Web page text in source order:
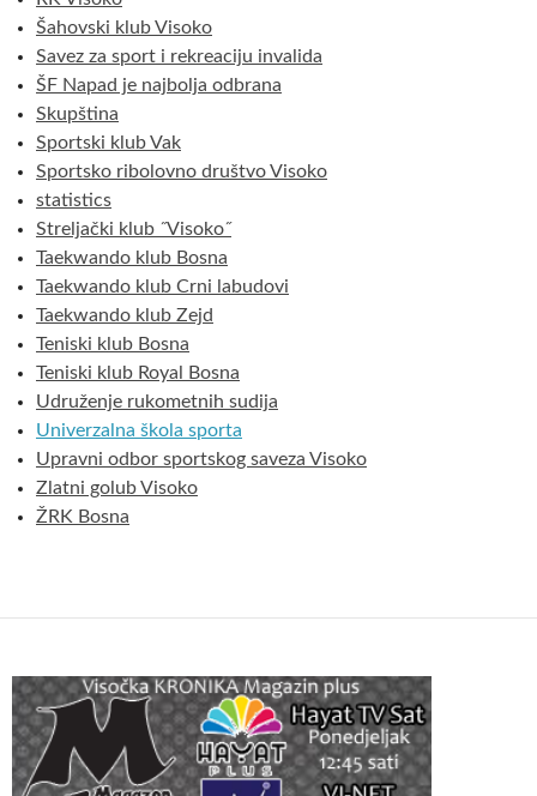
Šahovski klub Visoko
Savez za sport i rekreaciju invalida
ŠF Napad je najbolja odbrana
Skupština
Sportski klub Vak
Sportsko ribolovno društvo Visoko
statistics
Streljački klub ˝Visoko˝
Taekwando klub Bosna
Taekwando klub Crni labudovi
Taekwando klub Zejd
Teniski klub Bosna
Teniski klub Royal Bosna
Udruženje rukometnih sudija
Univerzalna škola sporta
Upravni odbor sportskog saveza Visoko
Zlatni golub Visoko
ŽRK Bosna